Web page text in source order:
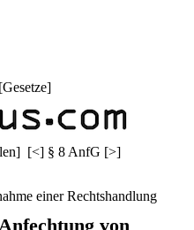
Gesetze]
] [<] § 8 AnfG [>]
einer Rechtshandlung
von